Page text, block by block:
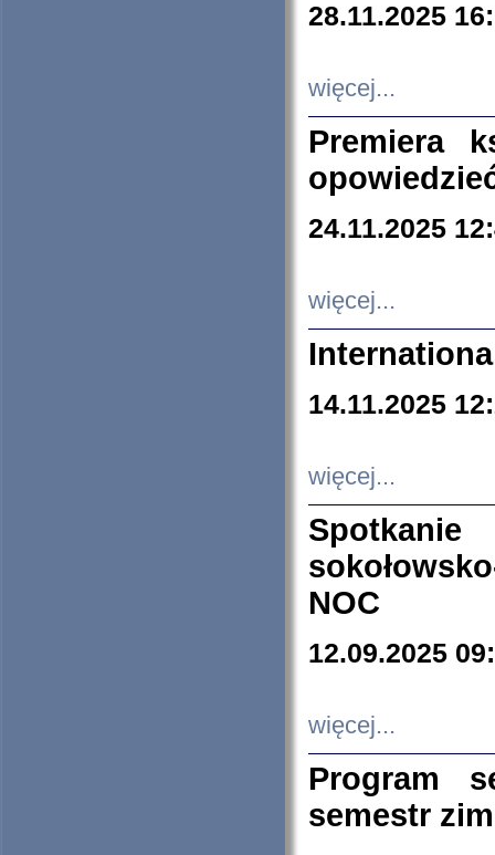
28.11.2025
więcej...
Premiera
24.11.2025
więcej...
14.11.2025
więcej...
NOC
12.09.2025
więcej...
Program
semestr